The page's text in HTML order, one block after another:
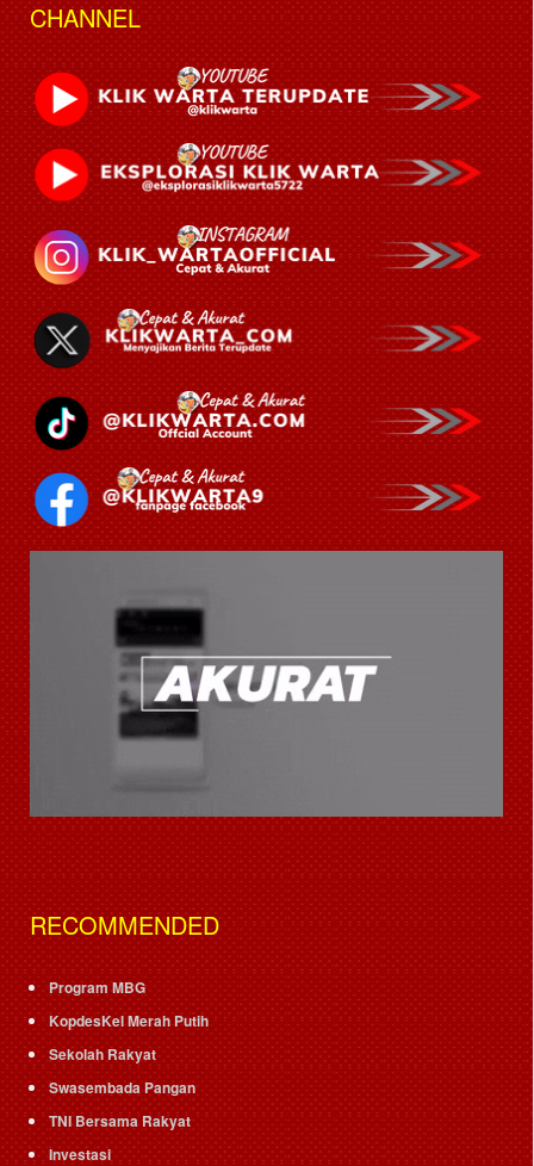
CHANNEL
RECOMMENDED
Program MBG
KopdesKel Merah Putih
Sekolah Rakyat
Swasembada Pangan
TNI Bersama Rakyat
Investasi